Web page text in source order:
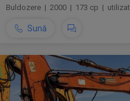
Buldozere | 2000 | 173 cp | utilizat
Sună